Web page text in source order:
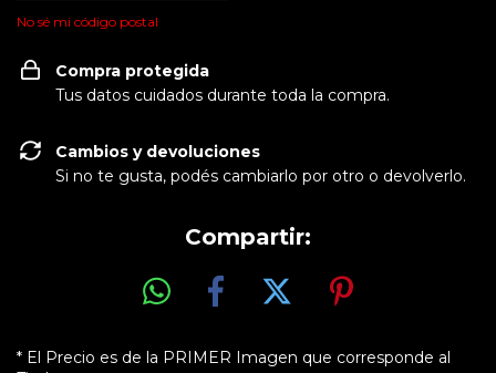
No sé mi código postal
Compra protegida
Tus datos cuidados durante toda la compra.
Cambios y devoluciones
Si no te gusta, podés cambiarlo por otro o devolverlo.
Compartir:
* El Precio es de la PRIMER Imagen que corresponde al